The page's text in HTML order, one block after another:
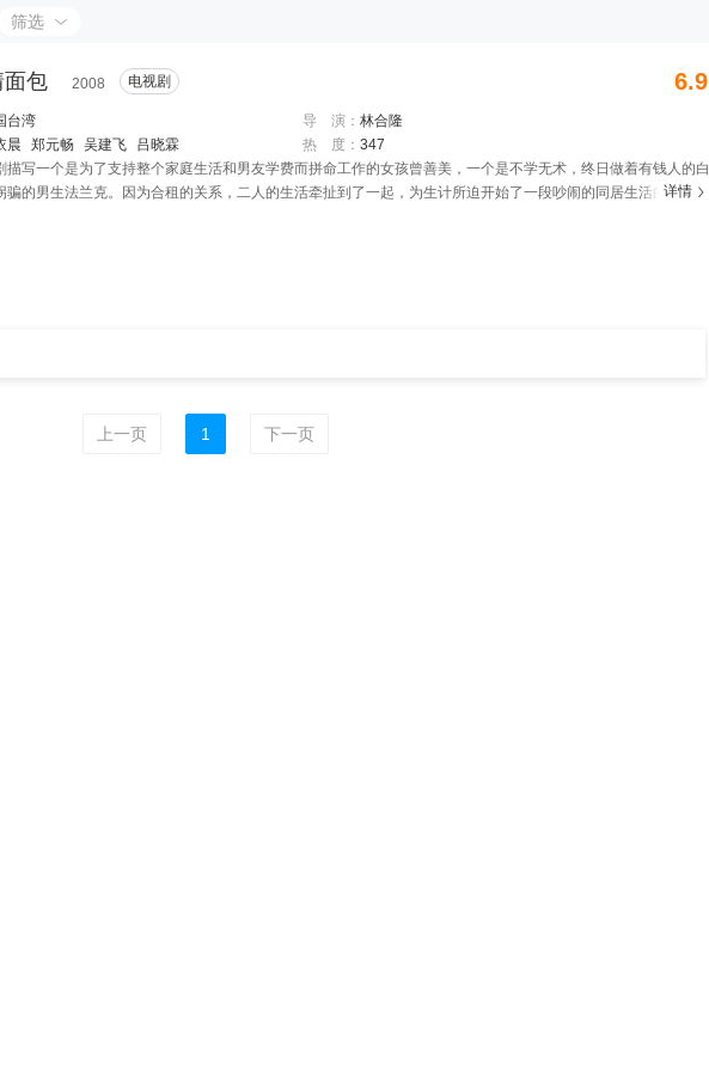
筛选
面包 2008 电视剧 6.9
台湾 导 演： 林合隆
晨 郑元畅 吴建飞 吕晓霖 热 度： 347
描写一个是为了支持整个家庭生活和男友学费而拼命工作的女孩曾善美，一个是不学无术，终日做着有钱人的白
骗的男生法兰克。因为合租的关系，二人的生活牵扯到了一起，为生计所迫开始了一段吵闹的同居生活的故
详情
上一页 1 下一页